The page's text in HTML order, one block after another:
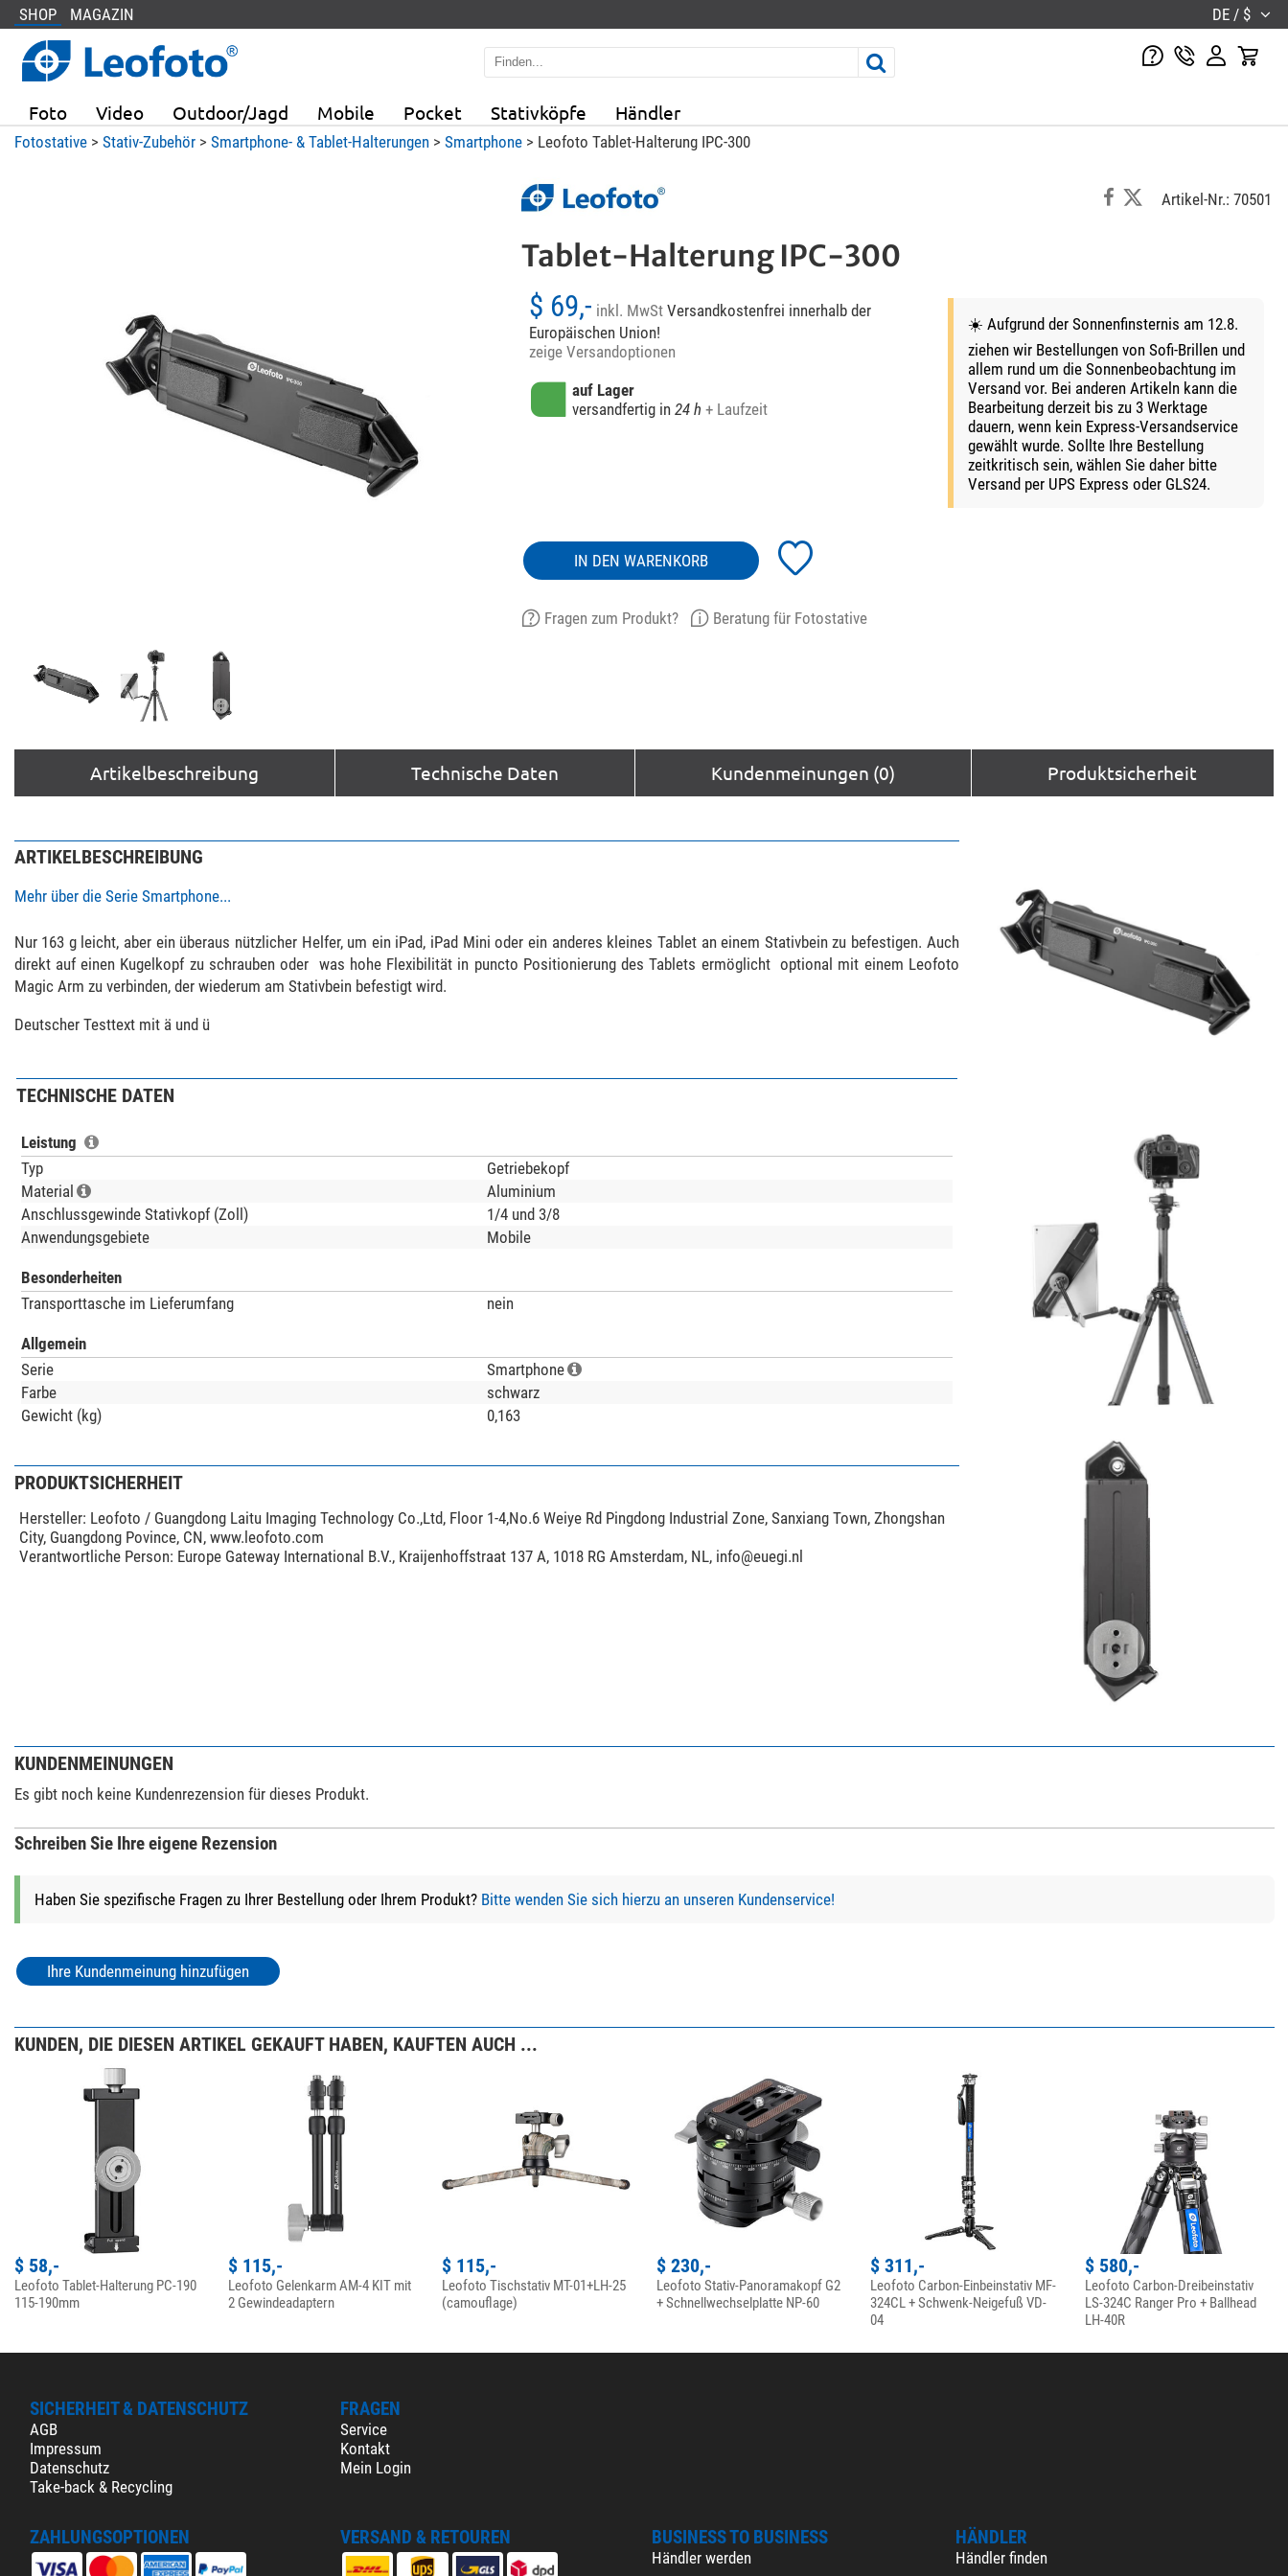
SHOP MAGAZIN DE / $
Foto Video Outdoor/Jagd Mobile Pocket Stativköpfe Händler
Fotostative> Stativ-Zubehör> Smartphone- & Tablet-Halterungen> Smartphone> Leofoto Tablet-Halterung IPC-300
Artikel-Nr.: 70501
Tablet-Halterung IPC-300
$ 69,- inkl. MwStVersandkostenfrei innerhalb der
Europäischen Union!
zeige Versandoptionen
auf Lager
versandfertig in 24 h + Laufzeit
☀️ Aufgrund der Sonnenfinsternis am 12.8.
ziehen wir Bestellungen von Sofi-Brillen und
allem rund um die Sonnenbeobachtung im
Versand vor. Bei anderen Artikeln kann die
Bearbeitung derzeit bis zu 3 Werktage
dauern, wenn kein Express-Versandservice
gewählt wurde. Sollte Ihre Bestellung
zeitkritisch sein, wählen Sie daher bitte
Versand per UPS Express oder GLS24.
IN DEN WARENKORB
Fragen zum Produkt? Beratung für Fotostative
Artikelbeschreibung Technische Daten Kundenmeinungen (0) Produktsicherheit
ARTIKELBESCHREIBUNG
Mehr über die Serie Smartphone...
Nur 163 g leicht, aber ein überaus nützlicher Helfer, um ein iPad, iPad Mini oder ein anderes kleines Tablet an einem Stativbein zu befestigen. Auch
direkt auf einen Kugelkopf zu schrauben oder  was hohe Flexibilität in puncto Positionierung des Tablets ermöglicht  optional mit einem Leofoto
Magic Arm zu verbinden, der wiederum am Stativbein befestigt wird.
Deutscher Testtext mit ä und ü
TECHNISCHE DATEN
Leistung
Typ
Getriebekopf
Material
Aluminium
Anschlussgewinde Stativkopf (Zoll)
1/4 und 3/8
Anwendungsgebiete
Mobile
Besonderheiten
Transporttasche im Lieferumfang
nein
Allgemein
Serie
Smartphone
Farbe
schwarz
Gewicht (kg)
0,163
PRODUKTSICHERHEIT
Hersteller: Leofoto / Guangdong Laitu Imaging Technology Co.,Ltd, Floor 1-4,No.6 Weiye Rd Pingdong Industrial Zone, Sanxiang Town, Zhongshan
City, Guangdong Povince, CN, www.leofoto.com
Verantwortliche Person: Europe Gateway International B.V., Kraijenhoffstraat 137 A, 1018 RG Amsterdam, NL, info@euegi.nl
KUNDENMEINUNGEN
Es gibt noch keine Kundenrezension für dieses Produkt.
Schreiben Sie Ihre eigene Rezension
Haben Sie spezifische Fragen zu Ihrer Bestellung oder Ihrem Produkt? Bitte wenden Sie sich hierzu an unseren Kundenservice!
Ihre Kundenmeinung hinzufügen
KUNDEN, DIE DIESEN ARTIKEL GEKAUFT HABEN, KAUFTEN AUCH ...
$ 58,-
Leofoto Tablet-Halterung PC-190
115-190mm
$ 115,-
Leofoto Gelenkarm AM-4 KIT mit
2 Gewindeadaptern
$ 115,-
Leofoto Tischstativ MT-01+LH-25
(camouflage)
$ 230,-
Leofoto Stativ-Panoramakopf G2
+ Schnellwechselplatte NP-60
$ 311,-
Leofoto Carbon-Einbeinstativ MF-
324CL + Schwenk-Neigefuß VD-
04
$ 580,-
Leofoto Carbon-Dreibeinstativ
LS-324C Ranger Pro + Ballhead
LH-40R
SICHERHEIT & DATENSCHUTZ
AGB
Impressum
Datenschutz
Take-back & Recycling
FRAGEN
Service
Kontakt
Mein Login
ZAHLUNGSOPTIONEN VERSAND & RETOUREN BUSINESS TO BUSINESS
Händler werden
HÄNDLER
Händler finden